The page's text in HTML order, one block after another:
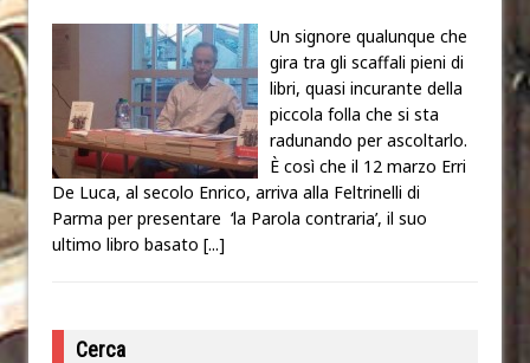
Un signore qualunque che
gira tra gli scaffali pieni di
libri, quasi incurante della
piccola folla che si sta
radunando per ascoltarlo.
È così che il 12 marzo Erri
De Luca, al secolo Enrico, arriva alla Feltrinelli di
Parma per presentare ‘la Parola contraria’, il suo
ultimo libro basato [...]
Cerca